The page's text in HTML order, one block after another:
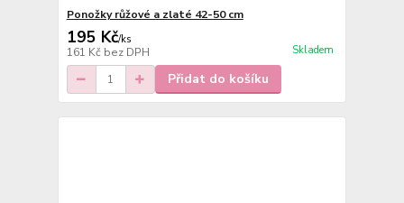
Ponožky růžové a zlaté 42-50 cm
195 Kč/ks
161 Kč bez DPH Skladem
Přidat do košíku